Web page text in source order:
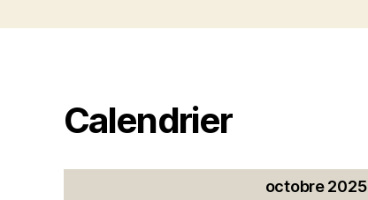
Calendrier
octobre 2025